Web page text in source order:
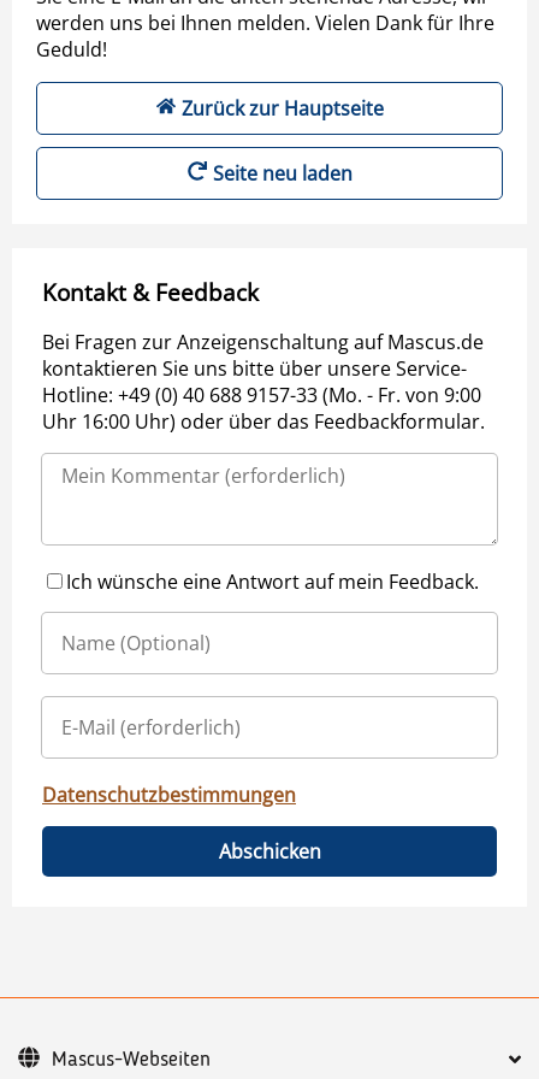
werden uns bei Ihnen melden. Vielen Dank für Ihre
Geduld!
Zurück zur Hauptseite
Seite neu laden
Kontakt & Feedback
Bei Fragen zur Anzeigenschaltung auf Mascus.de
kontaktieren Sie uns bitte über unsere Service-
Hotline: +49 (0) 40 688 9157-33 (Mo. - Fr. von 9:00
Uhr 16:00 Uhr) oder über das Feedbackformular.
Ich wünsche eine Antwort auf mein Feedback.
Datenschutzbestimmungen
Abschicken
Mascus-Webseiten